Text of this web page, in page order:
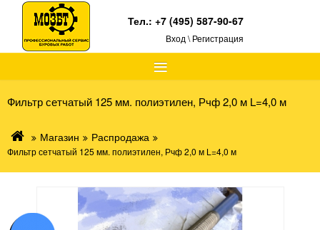
≡
Тел.:+7 (495) 587-90-67
Вход \ Регистрация
Фильтр сетчатый 125 мм. полиэтилен, Рчф 2,0 м L=4,0 м
Магазин Распродажа
Фильтр сетчатый 125 мм. полиэтилен, Рчф 2,0 м L=4,0 м